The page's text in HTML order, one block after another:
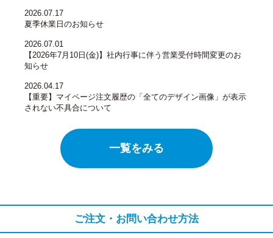
2026.07.17
夏季休業日のお知らせ
2026.07.01
【2026年7月10日(金)】社内行事に伴う営業受付時間変更のお
知らせ
2026.04.17
【重要】マイページ注文履歴の「全てのデザイン画像」が表示
されない不具合について
一覧をみる
ご注文・お問い合わせ方法